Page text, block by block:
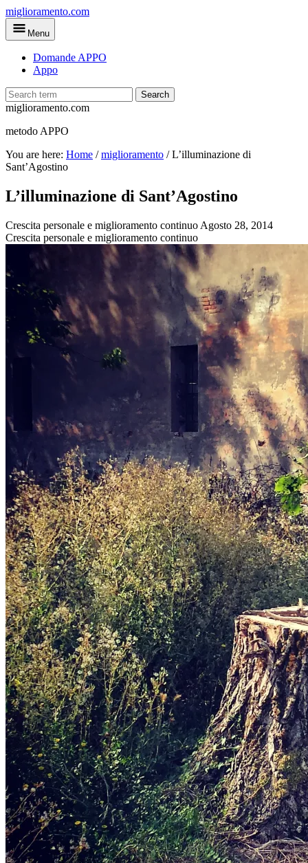
Skip
to
main
miglioramento.com
Menu
Domande APPO
Appo
Search
miglioramento.com
metodo APPO
You are here: Home /miglioramento /L’illuminazione di
Sant’Agostino
L’illuminazione di Sant’Agostino
Crescita personale e miglioramento continuo Agosto 28, 2014
Crescita personale e miglioramento continuo